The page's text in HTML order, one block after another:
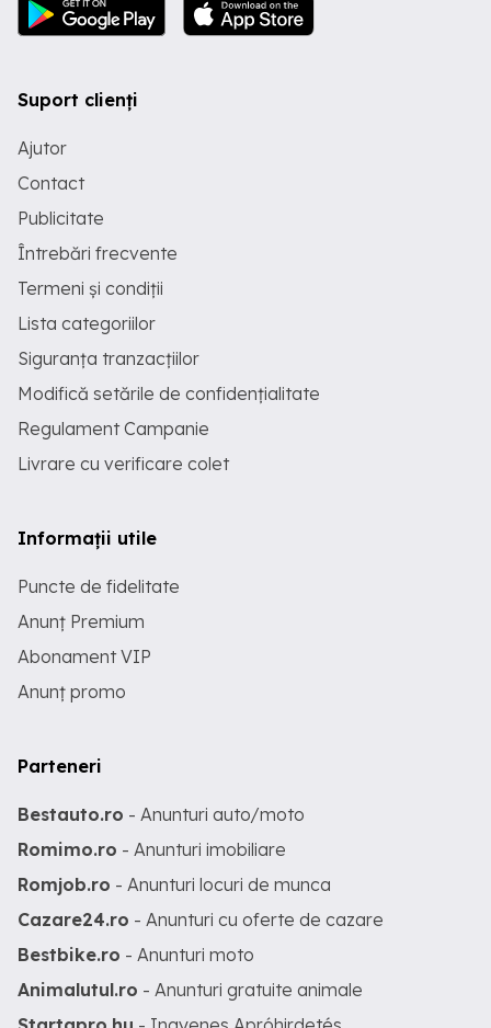
Suport clienți
Ajutor
Contact
Publicitate
Întrebări frecvente
Termeni și condiții
Lista categoriilor
Siguranța tranzacțiilor
Modifică setările de confidențialitate
Regulament Campanie
Livrare cu verificare colet
Informații utile
Puncte de fidelitate
Anunț Premium
Abonament VIP
Anunț promo
Parteneri
Bestauto.ro - Anunturi auto/moto
Romimo.ro - Anunturi imobiliare
Romjob.ro - Anunturi locuri de munca
Cazare24.ro - Anunturi cu oferte de cazare
Bestbike.ro - Anunturi moto
Animalutul.ro - Anunturi gratuite animale